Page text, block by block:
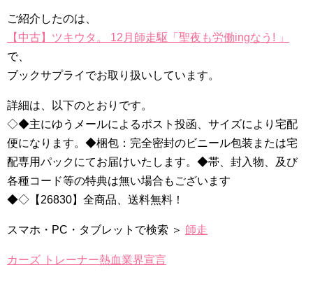
ご紹介したのは、
【中古】ツキウタ。 12月師走駆「聖夜も労働ingなう! 」
で、
ブックサプライでお取り扱いしています。
詳細は、以下のとおりです。
◇◆主にゆうメールによるポスト投函、サイズにより宅配
便になります。◆梱包：完全密封のビニール包装または宅
配専用パックにてお届けいたします。◆帯、封入物、及び
各種コード等の特典は無い場合もございます
◆◇【26830】全商品、送料無料！
スマホ・PC・タブレットで検索 ＞ 師走
カーズ トレーナー熱血業界宣言